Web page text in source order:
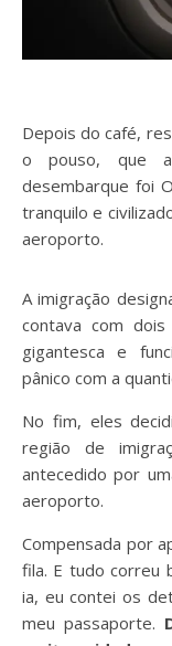
Depois do café,
o pouso, que
desembarque foi
tranquilo e
aeroporto.
A imigração
contava com
gigantesca e
pânico com a
No fim, eles
região de
antecedido por
aeroporto.
Compensada por
fila. E tudo correu
ia, eu contei os
meu passaporte.